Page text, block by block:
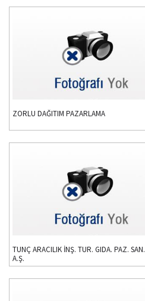
ZORLU DAĞITIM PAZARLAMA
TUNÇ ARACILIK İNŞ. TUR. GIDA. PAZ. SAN.
A.Ş.